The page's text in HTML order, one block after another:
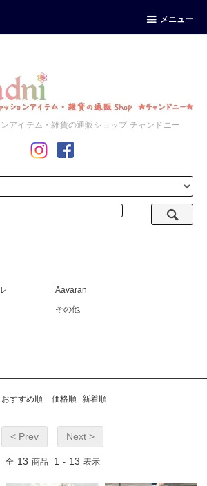
メニュー
アイテム・雑貨の通販ショップ チャンドニー
Aavaran
その他
おすすめ順 価格順 新着順
< Prev Next >
全 13 商品 1 - 13 表示